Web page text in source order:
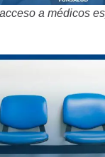
a médicos